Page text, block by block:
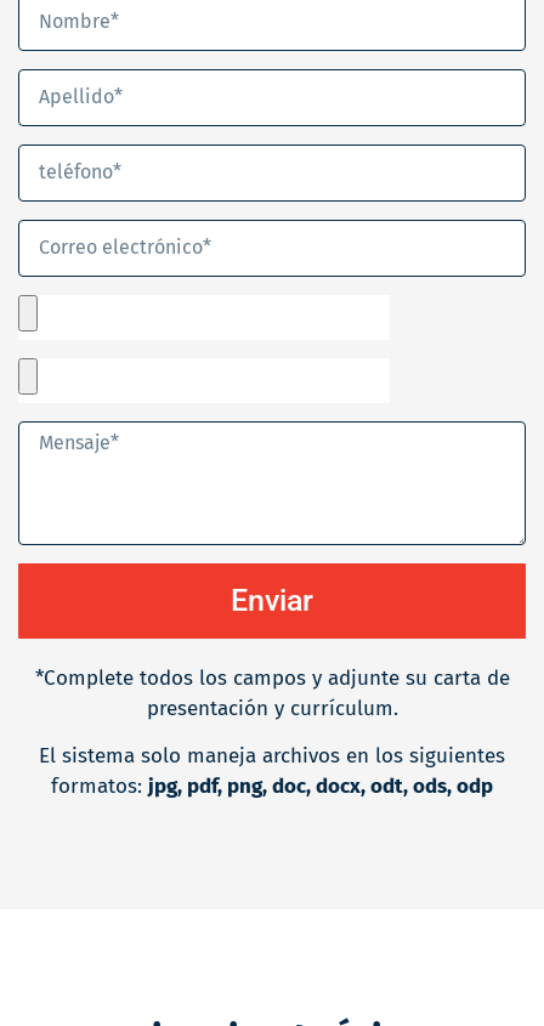
Enviar
*Complete todos los campos y adjunte su carta de
presentación y currículum.
El sistema solo maneja archivos en los siguientes
formatos: jpg, pdf, png, doc, docx, odt, ods, odp